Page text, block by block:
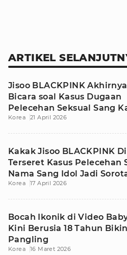
ARTIKEL
Jisoo BLACKPINK
Bicara soal Kasus Dugaan
Pelecehan Seksual Sang
Korea 21 April 2026
Kakak Jisoo BLACKPINK
Terseret Kasus Pelecehan
Nama Sang Idol Jadi
Korea 17 April 2026
Bocah Ikonik di Video
Kini Berusia 18 Tahun
Pangling
Korea 16 Maret 2026